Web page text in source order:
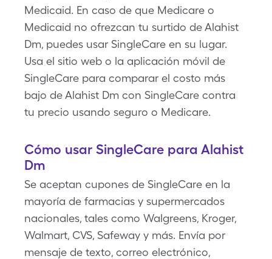
Medicaid. En caso de que Medicare o
Medicaid no ofrezcan tu surtido de Alahist
Dm, puedes usar SingleCare en su lugar.
Usa el sitio web o la aplicación móvil de
SingleCare para comparar el costo más
bajo de Alahist Dm con SingleCare contra
tu precio usando seguro o Medicare.
Cómo usar SingleCare para Alahist
Dm
Se aceptan cupones de SingleCare en la
mayoría de farmacias y supermercados
nacionales, tales como Walgreens, Kroger,
Walmart, CVS, Safeway y más. Envía por
mensaje de texto, correo electrónico,